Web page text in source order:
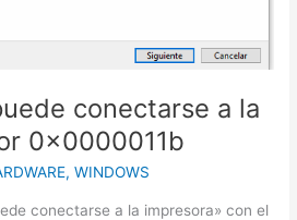
conectarse a la
0x0000011b
,WINDOWS
conectarse a la impresora» con el